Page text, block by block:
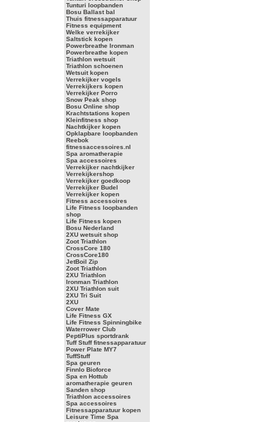
Tunturi loopbanden
Bosu Ballast bal
Thuis fitnessapparatuur
Fitness equipment
Welke verrekijker
Saltstick kopen
Powerbreathe Ironman
Powerbreathe kopen
Triathlon wetsuit
Triathlon schoenen
Wetsuit kopen
Verrekijker vogels
Verrekijkers kopen
Verrekijker Porro
Snow Peak shop
Bosu Online shop
Krachtstations kopen
Kleinfitness shop
Nachtkijker kopen
Opklapbare loopbanden
Reebok
fitnessaccessoires.nl
Spa aromatherapie
Spa accessoires
Verrekijker nachtkijker
Verrekijkershop
Verrekijker goedkoop
Verrekijker Budel
Verrekijker kopen
Fitness accessoires
Life Fitness loopbanden
shop
Life Fitness kopen
Bosu Nederland
2XU wetsuit shop
Zoot Triathlon
CrossCore 180
CrossCore180
JetBoil Zip
Zoot Triathlon
2XU Triathlon
Ironman Triathlon
2XU Triathlon suit
2XU Tri Suit
2XU
Cover Mate
Life Fitness GX
Life Fitness Spinningbike
Waterrower Club
PeptiPlus sportdrank
Tuff Stuff fitnessapparatuur
Power Plate MY7
TuffStuff
Spa geuren
Finnlo Bioforce
Spa en Hottub
aromatherapie geuren
Sanden shop
Triathlon accessoires
Spa accessoires
Fitnessapparatuur kopen
Leisure Time Spa